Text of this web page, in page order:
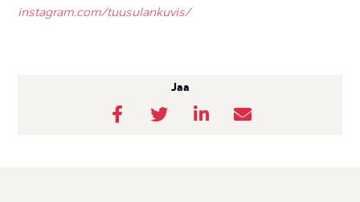
instagram.com/tuusulankuvis/
Jaa